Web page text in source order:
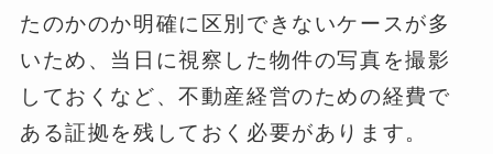
たのかのか明確に区別できないケースが多
いため、当日に視察した物件の写真を撮影
しておくなど、不動産経営のための経費で
ある証拠を残しておく必要があります。